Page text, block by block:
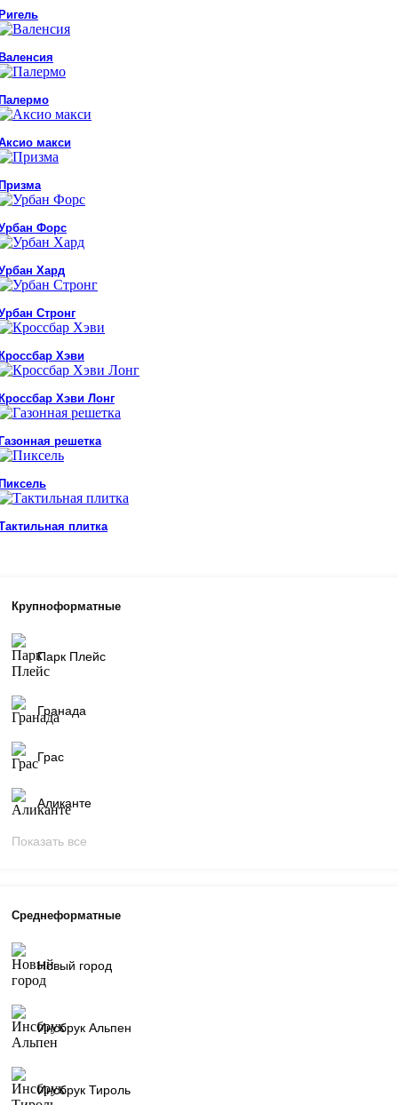
макси
Форс
Хард
Стронг
Хэви
Хэви Лонг
решетка
плитка
Крупноформатные
Парк Плейс
Гранада
Грас
Аликанте
Показать все
Среднеформатные
Новый город
Инсбрук Альпен
Инсбрук Тироль